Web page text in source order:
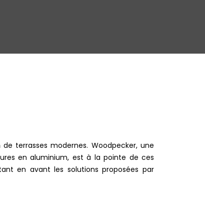
terrasses modernes. Woodpecker, une
en aluminium, est à la pointe de ces
en avant les solutions proposées par